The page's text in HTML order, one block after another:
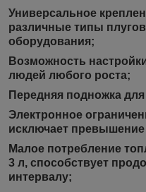
Универсальное
различные типы
оборудования;
Возможность
людей любого роста;
Передняя подножка
Электронное
исключает
Малое потребление
3 л, способствует
интервалу;